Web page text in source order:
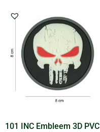
101 INC Embleem 3D PVC